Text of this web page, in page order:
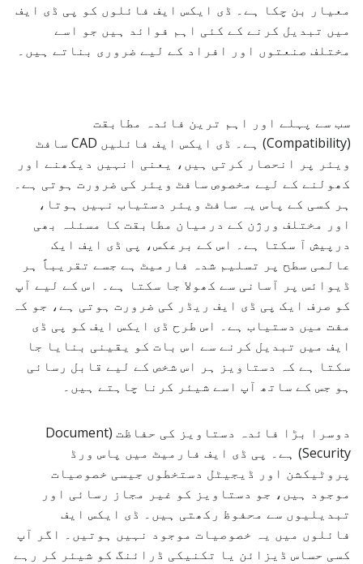
معیار بن چکا ہے۔ ڈی ایکس ایف فائلوں کو پی ڈی ایف
میں تبدیل کرنے کے کئی اہم فوائد ہیں جو اسے
مختلف صنعتوں اور افراد کے لیے ضروری بناتے ہیں۔
سب سے پہلے اور اہم ترین فائدہ مطابقت
(Compatibility) ہے۔ ڈی ایکس ایف فائلیں CAD سافٹ
ویئر پر انحصار کرتی ہیں، یعنی انہیں دیکھنے اور
کھولنے کے لیے مخصوص سافٹ ویئر کی ضرورت ہوتی ہے۔
ہر کسی کے پاس یہ سافٹ ویئر دستیاب نہیں ہوتا،
اور مختلف ورژن کے درمیان مطابقت کا مسئلہ بھی
درپیش آ سکتا ہے۔ اس کے برعکس، پی ڈی ایف ایک
عالمی سطح پر تسلیم شدہ فارمیٹ ہے جسے تقریباً ہر
ڈیوائس پر آسانی سے کھولا جا سکتا ہے۔ اس کے لیے آپ
کو صرف ایک پی ڈی ایف ریڈر کی ضرورت ہوتی ہے، جو کہ
مفت میں دستیاب ہے۔ اس طرح ڈی ایکس ایف کو پی ڈی
ایف میں تبدیل کرنے سے اس بات کو یقینی بنایا جا
سکتا ہے کہ دستاویز ہر اس شخص کے لیے قابل رسائی
ہو جس کے ساتھ آپ اسے شیئر کرنا چاہتے ہیں۔
دوسرا بڑا فائدہ دستاویز کی حفاظت (Document
Security) ہے۔ پی ڈی ایف فارمیٹ میں پاس ورڈ
پروٹیکشن اور ڈیجیٹل دستخطوں جیسی خصوصیات
موجود ہیں، جو دستاویز کو غیر مجاز رسائی اور
تبدیلیوں سے محفوظ رکھتی ہیں۔ ڈی ایکس ایف
فائلوں میں یہ خصوصیات موجود نہیں ہوتیں۔ اگر آپ
کسی حساس ڈیزائن یا تکنیکی ڈرائنگ کو شیئر کر رہے